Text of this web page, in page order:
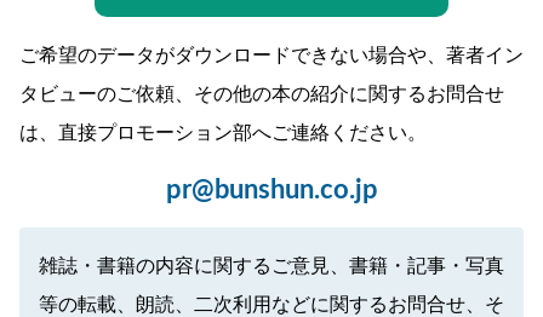
ご希望のデータがダウンロードできない場合や、著者イン
タビューのご依頼、その他の本の紹介に関するお問合せ
は、直接プロモーション部へご連絡ください。
pr@bunshun.co.jp
雑誌・書籍の内容に関するご意見、書籍・記事・写真
等の転載、朗読、二次利用などに関するお問合せ、そ